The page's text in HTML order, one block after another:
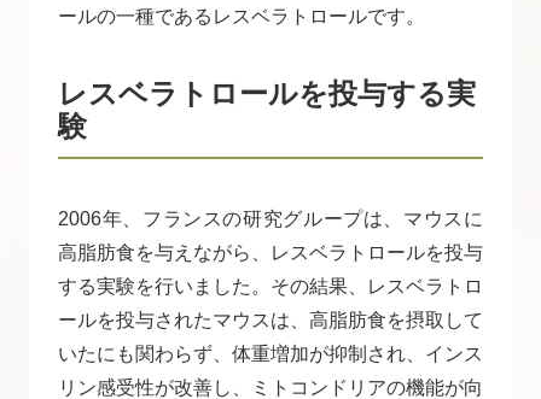
ールの一種であるレスベラトロールです。
レスベラトロールを投与する実
験
2006年、フランスの研究グループは、マウスに
高脂肪食を与えながら、レスベラトロールを投与
する実験を行いました。その結果、レスベラトロ
ールを投与されたマウスは、高脂肪食を摂取して
いたにも関わらず、体重増加が抑制され、インス
リン感受性が改善し、ミトコンドリアの機能が向